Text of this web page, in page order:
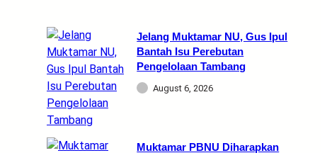
Jelang Muktamar NU, Gus Ipul
Bantah Isu Perebutan
Pengelolaan Tambang
August 6, 2026
Muktamar PBNU Diharapkan